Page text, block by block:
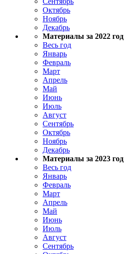
Октябрь
Ноябрь
Декабрь
Материалы за 2022 год
Весь год
Январь
Февраль
Март
Апрель
Май
Июнь
Июль
Август
Сентябрь
Октябрь
Ноябрь
Декабрь
Материалы за 2023 год
Весь год
Январь
Февраль
Март
Апрель
Май
Июнь
Июль
Август
Сентябрь